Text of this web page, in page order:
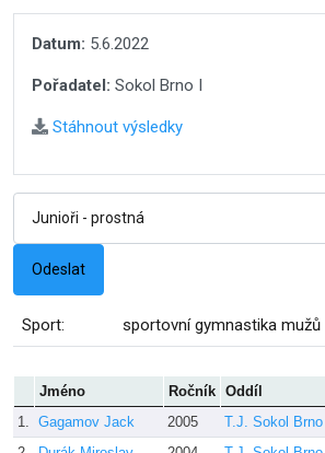
Datum: 5.6.2022
Pořadatel: Sokol Brno I
Stáhnout výsledky
Sport: sportovní gymnastika mužů
Jméno Ročník Oddíl
1. Gagamov Jack 2005 T.J. Sokol Brno I